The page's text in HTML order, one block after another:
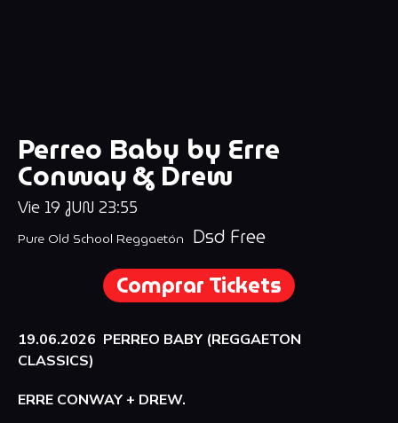
Perreo Baby by Erre
Conway & Drew
Vie 19 JUN 23:55
Pure Old School Reggaetón Dsd Free
Comprar Tickets
19.06.2026 PERREO BABY (REGGAETON
CLASSICS)
ERRE CONWAY + DREW.